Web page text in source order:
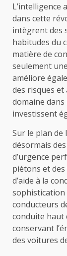
dans cette
intègrent des
habitudes du
matière de
seulement
améliore
des risques et
domaine
investissent
Sur le plan de
désormais
d’urgence
piétons et des
d’aide à la
conducteurs
conduite haut
conservant
des voitures